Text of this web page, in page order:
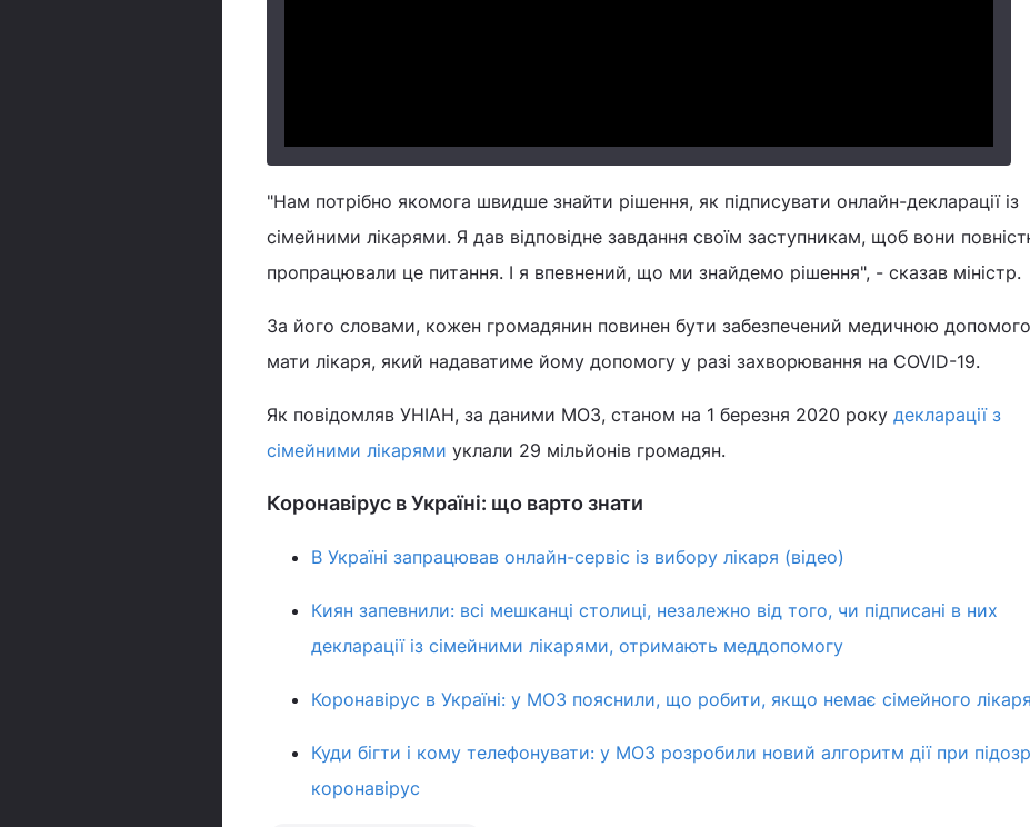
"Нам потрібно якомога швидше знайти рішення, як підписувати онлайн-декларації із
сімейними лікарями. Я дав відповідне завдання своїм заступникам, щоб вони
пропрацювали це питання. І я впевнений, що ми знайдемо рішення", - сказав міністр.
За його словами, кожен громадянин повинен бути забезпечений медичною
мати лікаря, який надаватиме йому допомогу у разі захворювання на COVID-19.
Як повідомляв УНІАН, за даними МОЗ, станом на 1 березня 2020 року декларації з
сімейними лікарями уклали 29 мільйонів громадян.
Коронавірус в Україні: що варто знати
В Україні запрацював онлайн-сервіс із вибору лікаря (відео)
Киян запевнили: всі мешканці столиці, незалежно від того, чи підписані в них
декларації із сімейними лікарями, отримають меддопомогу
Коронавірус в Україні: у МОЗ пояснили, що робити, якщо немає сімейного лікаря
Куди бігти і кому телефонувати: у МОЗ розробили новий алгоритм дії при
коронавірус